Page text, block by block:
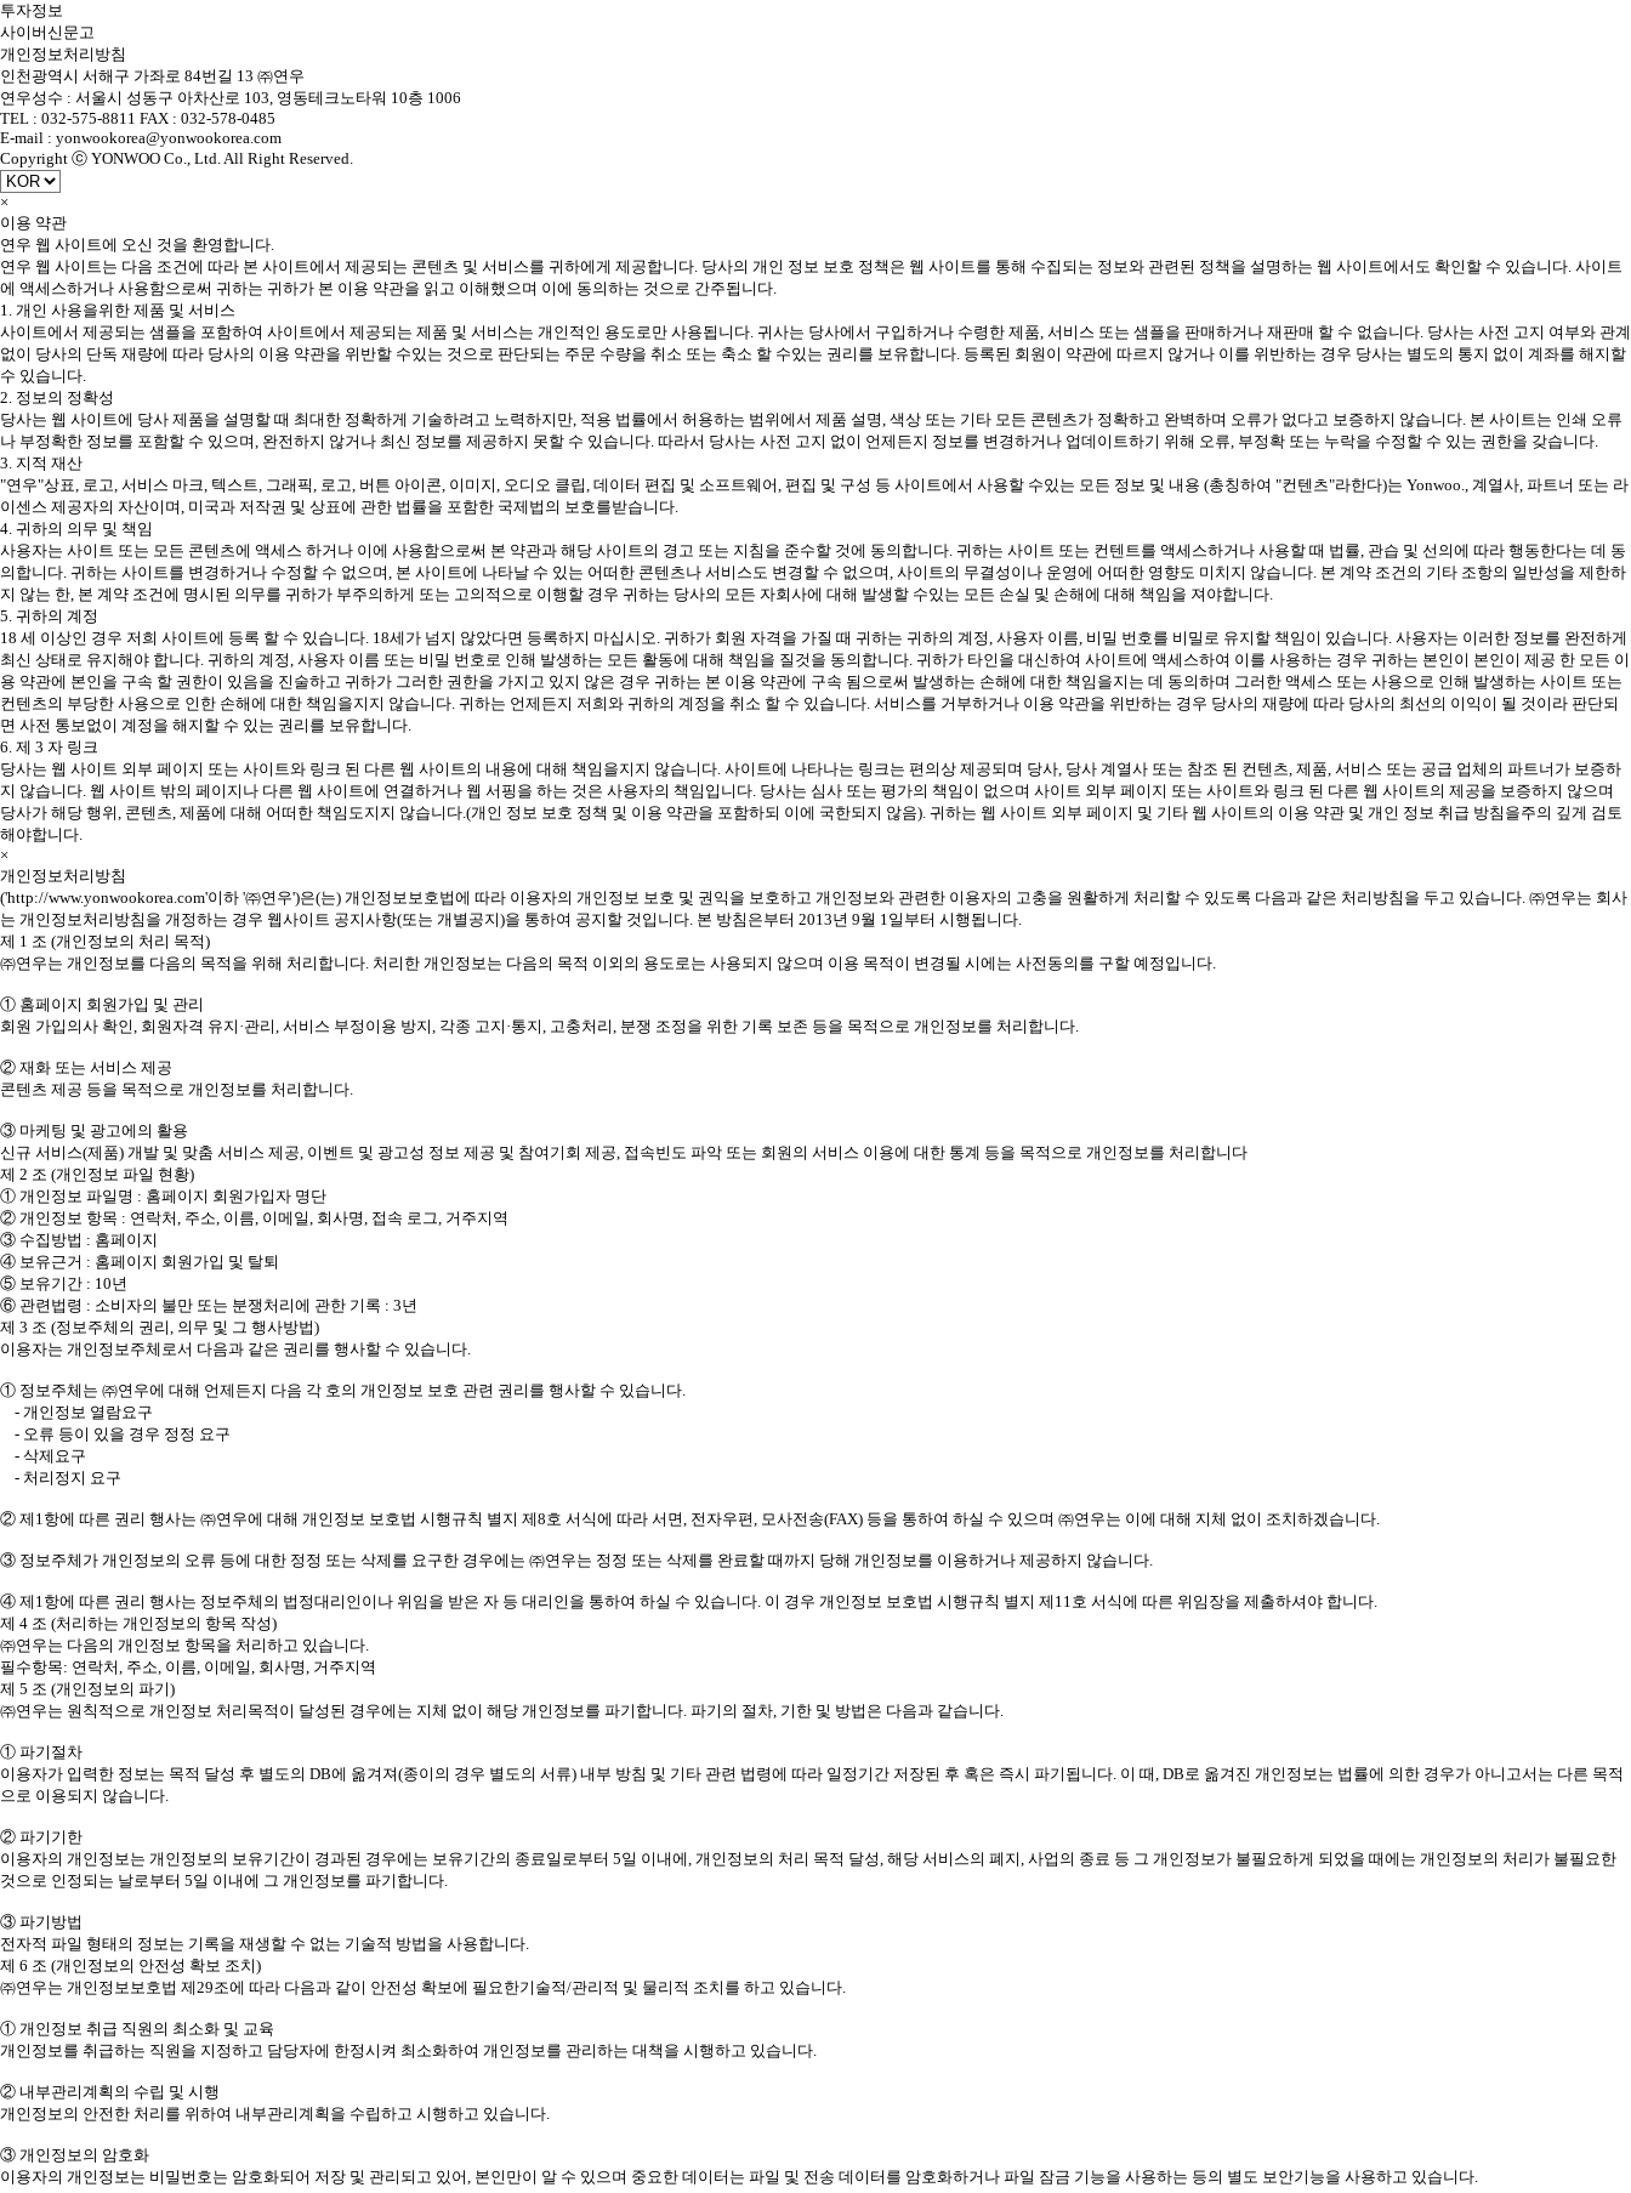
투자정보
사이버신문고
개인정보처리방침
인천광역시 서해구 가좌로 84번길 13 ㈜연우
연우성수 : 서울시 성동구 아차산로 103, 영동테크노타워 10층 1006
TEL : 032-575-8811 FAX : 032-578-0485
E-mail : yonwookorea@yonwookorea.com
Copyright ⓒ YONWOO Co., Ltd. All Right Reserved.
×
이용 약관
연우 웹 사이트에 오신 것을 환영합니다.
연우 웹 사이트는 다음 조건에 따라 본 사이트에서 제공되는 콘텐츠 및 서비스를 귀하에게 제공합니다. 당사의 개인 정보 보호 정책은 웹 사이트를 통해 수집되는 정보와 관련된 정책을 설명하는 웹 사이트에서도 확인할 수 있습니다. 사이트
에 액세스하거나 사용함으로써 귀하는 귀하가 본 이용 약관을 읽고 이해했으며 이에 동의하는 것으로 간주됩니다.
1. 개인 사용을위한 제품 및 서비스
사이트에서 제공되는 샘플을 포함하여 사이트에서 제공되는 제품 및 서비스는 개인적인 용도로만 사용됩니다. 귀사는 당사에서 구입하거나 수령한 제품, 서비스 또는 샘플을 판매하거나 재판매 할 수 없습니다. 당사는 사전 고지 여부와 관계
없이 당사의 단독 재량에 따라 당사의 이용 약관을 위반할 수있는 것으로 판단되는 주문 수량을 취소 또는 축소 할 수있는 권리를 보유합니다. 등록된 회원이 약관에 따르지 않거나 이를 위반하는 경우 당사는 별도의 통지 없이 계좌를 해지할
수 있습니다.
2. 정보의 정확성
당사는 웹 사이트에 당사 제품을 설명할 때 최대한 정확하게 기술하려고 노력하지만, 적용 법률에서 허용하는 범위에서 제품 설명, 색상 또는 기타 모든 콘텐츠가 정확하고 완벽하며 오류가 없다고 보증하지 않습니다. 본 사이트는 인쇄 오류
나 부정확한 정보를 포함할 수 있으며, 완전하지 않거나 최신 정보를 제공하지 못할 수 있습니다. 따라서 당사는 사전 고지 없이 언제든지 정보를 변경하거나 업데이트하기 위해 오류, 부정확 또는 누락을 수정할 수 있는 권한을 갖습니다.
3. 지적 재산
"연우"상표, 로고, 서비스 마크, 텍스트, 그래픽, 로고, 버튼 아이콘, 이미지, 오디오 클립, 데이터 편집 및 소프트웨어, 편집 및 구성 등 사이트에서 사용할 수있는 모든 정보 및 내용 (총칭하여 "컨텐츠"라한다)는 Yonwoo., 계열사, 파트너 또는 라
이센스 제공자의 자산이며, 미국과 저작권 및 상표에 관한 법률을 포함한 국제법의 보호를받습니다.
4. 귀하의 의무 및 책임
사용자는 사이트 또는 모든 콘텐츠에 액세스 하거나 이에 사용함으로써 본 약관과 해당 사이트의 경고 또는 지침을 준수할 것에 동의합니다. 귀하는 사이트 또는 컨텐트를 액세스하거나 사용할 때 법률, 관습 및 선의에 따라 행동한다는 데 동
의합니다. 귀하는 사이트를 변경하거나 수정할 수 없으며, 본 사이트에 나타날 수 있는 어떠한 콘텐츠나 서비스도 변경할 수 없으며, 사이트의 무결성이나 운영에 어떠한 영향도 미치지 않습니다. 본 계약 조건의 기타 조항의 일반성을 제한하
지 않는 한, 본 계약 조건에 명시된 의무를 귀하가 부주의하게 또는 고의적으로 이행할 경우 귀하는 당사의 모든 자회사에 대해 발생할 수있는 모든 손실 및 손해에 대해 책임을 져야합니다.
5. 귀하의 계정
18 세 이상인 경우 저희 사이트에 등록 할 수 있습니다. 18세가 넘지 않았다면 등록하지 마십시오. 귀하가 회원 자격을 가질 때 귀하는 귀하의 계정, 사용자 이름, 비밀 번호를 비밀로 유지할 책임이 있습니다. 사용자는 이러한 정보를 완전하게
최신 상태로 유지해야 합니다. 귀하의 계정, 사용자 이름 또는 비밀 번호로 인해 발생하는 모든 활동에 대해 책임을 질것을 동의합니다. 귀하가 타인을 대신하여 사이트에 액세스하여 이를 사용하는 경우 귀하는 본인이 본인이 제공 한 모든 이
용 약관에 본인을 구속 할 권한이 있음을 진술하고 귀하가 그러한 권한을 가지고 있지 않은 경우 귀하는 본 이용 약관에 구속 됨으로써 발생하는 손해에 대한 책임을지는 데 동의하며 그러한 액세스 또는 사용으로 인해 발생하는 사이트 또는
컨텐츠의 부당한 사용으로 인한 손해에 대한 책임을지지 않습니다. 귀하는 언제든지 저희와 귀하의 계정을 취소 할 수 있습니다. 서비스를 거부하거나 이용 약관을 위반하는 경우 당사의 재량에 따라 당사의 최선의 이익이 될 것이라 판단되
면 사전 통보없이 계정을 해지할 수 있는 권리를 보유합니다.
6. 제 3 자 링크
당사는 웹 사이트 외부 페이지 또는 사이트와 링크 된 다른 웹 사이트의 내용에 대해 책임을지지 않습니다. 사이트에 나타나는 링크는 편의상 제공되며 당사, 당사 계열사 또는 참조 된 컨텐츠, 제품, 서비스 또는 공급 업체의 파트너가 보증하
지 않습니다. 웹 사이트 밖의 페이지나 다른 웹 사이트에 연결하거나 웹 서핑을 하는 것은 사용자의 책임입니다. 당사는 심사 또는 평가의 책임이 없으며 사이트 외부 페이지 또는 사이트와 링크 된 다른 웹 사이트의 제공을 보증하지 않으며
당사가 해당 행위, 콘텐츠, 제품에 대해 어떠한 책임도지지 않습니다.(개인 정보 보호 정책 및 이용 약관을 포함하되 이에 국한되지 않음). 귀하는 웹 사이트 외부 페이지 및 기타 웹 사이트의 이용 약관 및 개인 정보 취급 방침을주의 깊게 검토
해야합니다.
×
개인정보처리방침
('http://www.yonwookorea.com'이하 '㈜연우')은(는) 개인정보보호법에 따라 이용자의 개인정보 보호 및 권익을 보호하고 개인정보와 관련한 이용자의 고충을 원활하게 처리할 수 있도록 다음과 같은 처리방침을 두고 있습니다. ㈜연우는 회사
는 개인정보처리방침을 개정하는 경우 웹사이트 공지사항(또는 개별공지)을 통하여 공지할 것입니다. 본 방침은부터 2013년 9월 1일부터 시행됩니다.
제 1 조 (개인정보의 처리 목적)
㈜연우는 개인정보를 다음의 목적을 위해 처리합니다. 처리한 개인정보는 다음의 목적 이외의 용도로는 사용되지 않으며 이용 목적이 변경될 시에는 사전동의를 구할 예정입니다.
① 홈페이지 회원가입 및 관리
회원 가입의사 확인, 회원자격 유지·관리, 서비스 부정이용 방지, 각종 고지·통지, 고충처리, 분쟁 조정을 위한 기록 보존 등을 목적으로 개인정보를 처리합니다.
② 재화 또는 서비스 제공
콘텐츠 제공 등을 목적으로 개인정보를 처리합니다.
③ 마케팅 및 광고에의 활용
신규 서비스(제품) 개발 및 맞춤 서비스 제공, 이벤트 및 광고성 정보 제공 및 참여기회 제공, 접속빈도 파악 또는 회원의 서비스 이용에 대한 통계 등을 목적으로 개인정보를 처리합니다
제 2 조 (개인정보 파일 현황)
① 개인정보 파일명 : 홈페이지 회원가입자 명단
② 개인정보 항목 : 연락처, 주소, 이름, 이메일, 회사명, 접속 로그, 거주지역
③ 수집방법 : 홈페이지
④ 보유근거 : 홈페이지 회원가입 및 탈퇴
⑤ 보유기간 : 10년
⑥ 관련법령 : 소비자의 불만 또는 분쟁처리에 관한 기록 : 3년
제 3 조 (정보주체의 권리, 의무 및 그 행사방법)
이용자는 개인정보주체로서 다음과 같은 권리를 행사할 수 있습니다.
① 정보주체는 ㈜연우에 대해 언제든지 다음 각 호의 개인정보 보호 관련 권리를 행사할 수 있습니다.
- 개인정보 열람요구
- 오류 등이 있을 경우 정정 요구
- 삭제요구
- 처리정지 요구
② 제1항에 따른 권리 행사는 ㈜연우에 대해 개인정보 보호법 시행규칙 별지 제8호 서식에 따라 서면, 전자우편, 모사전송(FAX) 등을 통하여 하실 수 있으며 ㈜연우는 이에 대해 지체 없이 조치하겠습니다.
③ 정보주체가 개인정보의 오류 등에 대한 정정 또는 삭제를 요구한 경우에는 ㈜연우는 정정 또는 삭제를 완료할 때까지 당해 개인정보를 이용하거나 제공하지 않습니다.
④ 제1항에 따른 권리 행사는 정보주체의 법정대리인이나 위임을 받은 자 등 대리인을 통하여 하실 수 있습니다. 이 경우 개인정보 보호법 시행규칙 별지 제11호 서식에 따른 위임장을 제출하셔야 합니다.
제 4 조 (처리하는 개인정보의 항목 작성)
㈜연우는 다음의 개인정보 항목을 처리하고 있습니다.
필수항목: 연락처, 주소, 이름, 이메일, 회사명, 거주지역
제 5 조 (개인정보의 파기)
㈜연우는 원칙적으로 개인정보 처리목적이 달성된 경우에는 지체 없이 해당 개인정보를 파기합니다. 파기의 절차, 기한 및 방법은 다음과 같습니다.
① 파기절차
이용자가 입력한 정보는 목적 달성 후 별도의 DB에 옮겨져(종이의 경우 별도의 서류) 내부 방침 및 기타 관련 법령에 따라 일정기간 저장된 후 혹은 즉시 파기됩니다. 이 때, DB로 옮겨진 개인정보는 법률에 의한 경우가 아니고서는 다른 목적
으로 이용되지 않습니다.
② 파기기한
이용자의 개인정보는 개인정보의 보유기간이 경과된 경우에는 보유기간의 종료일로부터 5일 이내에, 개인정보의 처리 목적 달성, 해당 서비스의 폐지, 사업의 종료 등 그 개인정보가 불필요하게 되었을 때에는 개인정보의 처리가 불필요한
것으로 인정되는 날로부터 5일 이내에 그 개인정보를 파기합니다.
③ 파기방법
전자적 파일 형태의 정보는 기록을 재생할 수 없는 기술적 방법을 사용합니다.
제 6 조 (개인정보의 안전성 확보 조치)
㈜연우는 개인정보보호법 제29조에 따라 다음과 같이 안전성 확보에 필요한기술적/관리적 및 물리적 조치를 하고 있습니다.
① 개인정보 취급 직원의 최소화 및 교육
개인정보를 취급하는 직원을 지정하고 담당자에 한정시켜 최소화하여 개인정보를 관리하는 대책을 시행하고 있습니다.
② 내부관리계획의 수립 및 시행
개인정보의 안전한 처리를 위하여 내부관리계획을 수립하고 시행하고 있습니다.
③ 개인정보의 암호화
이용자의 개인정보는 비밀번호는 암호화되어 저장 및 관리되고 있어, 본인만이 알 수 있으며 중요한 데이터는 파일 및 전송 데이터를 암호화하거나 파일 잠금 기능을 사용하는 등의 별도 보안기능을 사용하고 있습니다.